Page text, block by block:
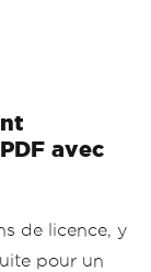
avec
de licence, y
pour un